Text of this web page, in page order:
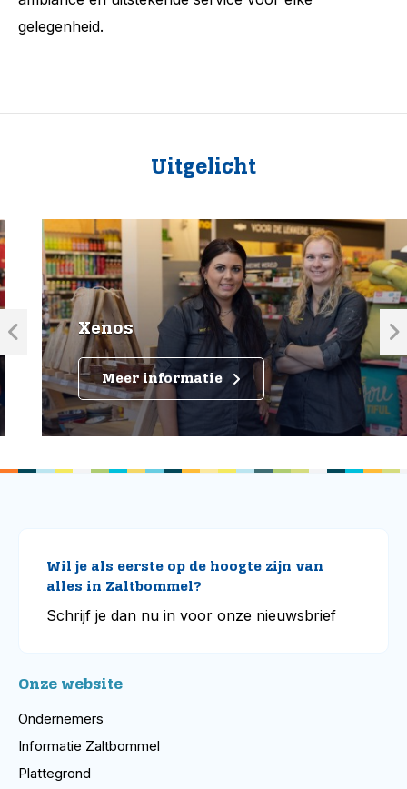
gelegenheid.
Uitgelicht
Xenos
Meer informatie
Wil je als eerste op de hoogte zijn van
alles in Zaltbommel?
Schrijf je dan nu in voor onze nieuwsbrief
Onze website
Ondernemers
Informatie Zaltbommel
Plattegrond